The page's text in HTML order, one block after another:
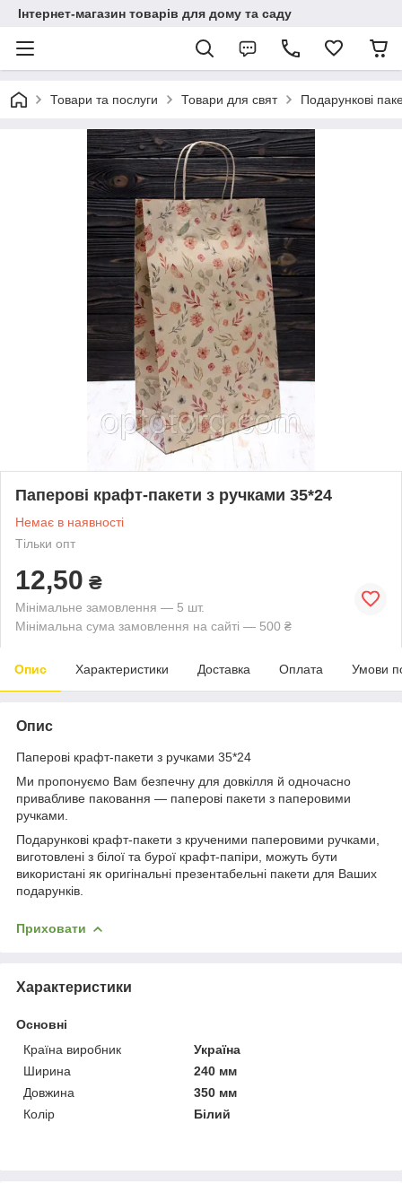
Інтернет-магазин товарів для дому та саду
Товари та послуги Товари для свят Подарункові
Паперові крафт-пакети з ручками 35*24
Немає в наявності
Тільки опт
12,50 ₴
Мінімальне замовлення — 5 шт.
Мінімальна сума замовлення на сайті — 500 ₴
Опис Характеристики Доставка Оплата Умови
Опис
Паперові крафт-пакети з ручками 35*24
Ми пропонуємо Вам безпечну для довкілля й одночасно
привабливе паковання — паперові пакети з паперовими
ручками.
Подарункові крафт-пакети з крученими паперовими ручками,
виготовлені з білої та бурої крафт-папіри, можуть бути
використані як оригінальні презентабельні пакети для Ваших
подарунків.
Приховати
Характеристики
Основні
Країна виробник
Україна
Ширина
240 мм
Довжина
350 мм
Колір
Білий